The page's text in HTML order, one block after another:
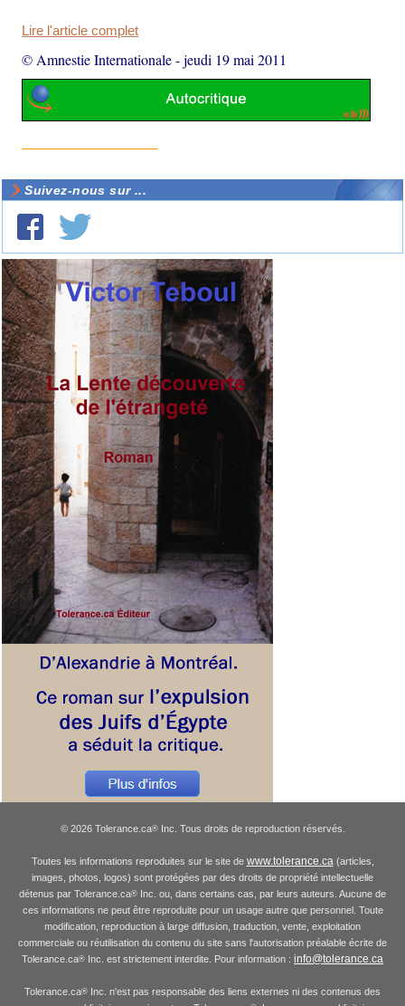
Lire l'article complet
© Amnestie Internationale-jeudi 19 mai 2011
Suivez-nous sur ...
© 2026 Tolerance.ca®Inc. Tous droits de reproduction réservés.
Toutes les informations reproduites sur le site de www.tolerance.ca(articles,
images, photos, logos) sont protégées par des droits de propriété intellectuelle
détenus par Tolerance.ca® Inc. ou, dans certains cas, par leurs auteurs. Aucune de
ces informations ne peut être reproduite pour un usage autre que personnel. Toute
modification, reproduction à large diffusion, traduction, vente, exploitation
commerciale ou réutilisation du contenu du site sans l'autorisation préalable écrite de
Tolerance.ca® Inc. est strictement interdite. Pour information : info@tolerance.ca
Tolerance.ca® Inc. n'est pas responsable des liens externes ni des contenus des